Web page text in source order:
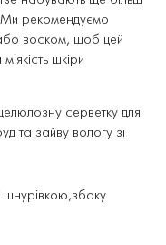
Ми рекомендуємо
воском, щоб цей
шкіри
серветку для
та зайву вологу зі
шнурівкою,збоку